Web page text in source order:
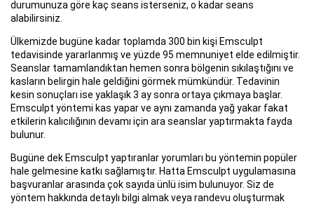
durumunuza göre kaç seans isterseniz, o kadar seans
alabilirsiniz.
Ülkemizde bugüne kadar toplamda 300 bin kişi Emsculpt
tedavisinde yararlanmış ve yüzde 95 memnuniyet elde edilmiştir.
Seanslar tamamlandıktan hemen sonra bölgenin sıkılaştığını ve
kasların belirgin hale geldiğini görmek mümkündür. Tedavinin
kesin sonuçları ise yaklaşık 3 ay sonra ortaya çıkmaya başlar.
Emsculpt yöntemi kas yapar ve aynı zamanda yağ yakar fakat
etkilerin kalıcılığının devamı için ara seanslar yaptırmakta fayda
bulunur.
Bugüne dek Emsculpt yaptıranlar yorumları bu yöntemin popüler
hale gelmesine katkı sağlamıştır. Hatta Emsculpt uygulamasına
başvuranlar arasında çok sayıda ünlü isim bulunuyor. Siz de
yöntem hakkında detaylı bilgi almak veya randevu oluşturmak